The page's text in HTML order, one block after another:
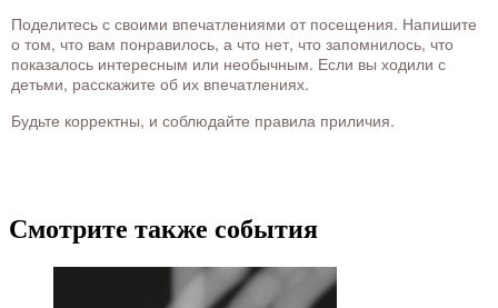
Поделитесь с своими впечатлениями от посещения. Напишите
о том, что вам понравилось, а что нет, что запомнилось, что
показалось интересным или необычным. Если вы ходили с
детьми, расскажите об их впечатлениях.
Будьте корректны, и соблюдайте правила приличия.
Смотрите также события